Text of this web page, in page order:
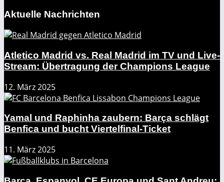
Aktuelle Nachrichten
Atletico Madrid vs. Real Madrid im TV und Live-
Stream: Übertragung der Champions League
12. März 2025
Yamal und Raphinha zaubern: Barça schlägt
Benfica und bucht Viertelfinal-Ticket
11. März 2025